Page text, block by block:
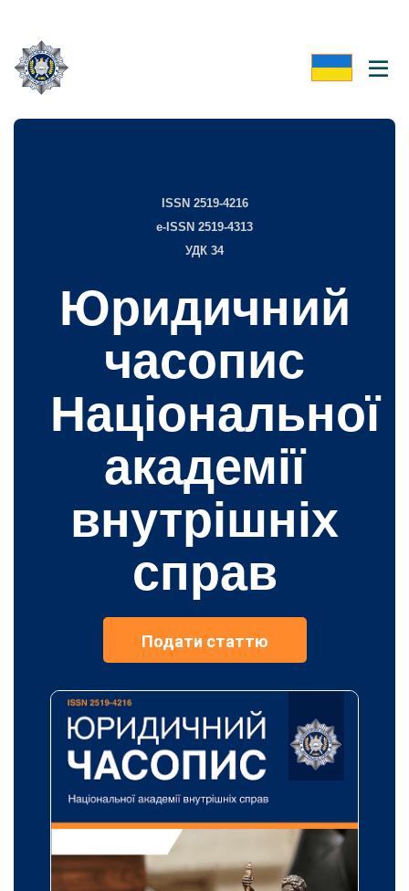
ISSN 2519-4216
e-ISSN 2519-4313
УДК 34
Юридичний
часопис
Національної
академії
внутрішніх
справ
Подати статтю